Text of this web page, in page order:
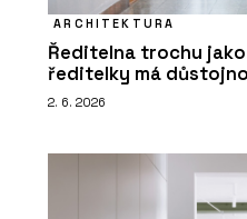
ARCHITEKTURA
Ředitelna trochu
ředitelky má
2. 6. 2026